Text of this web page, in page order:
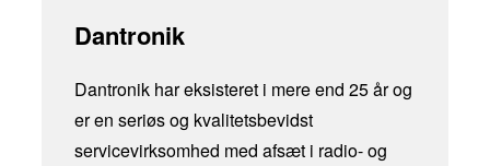
Dantronik
Dantronik har eksisteret i mere end 25 år og
er en seriøs og kvalitetsbevidst
servicevirksomhed med afsæt i radio- og